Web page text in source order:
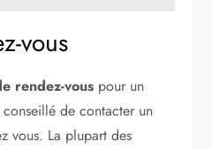
vous
rendez-vous pour un
de contacter un
vous. La plupart des